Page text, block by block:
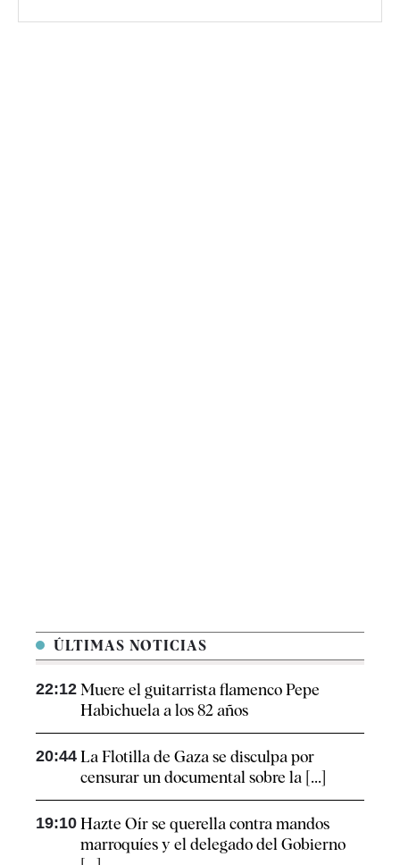
ÚLTIMAS NOTICIAS
22:12 Muere el guitarrista flamenco Pepe
Habichuela a los 82 años
20:44 La Flotilla de Gaza se disculpa por
censurar un documental sobre la [...]
19:10 Hazte Oír se querella contra mandos
marroquíes y el delegado del Gobierno